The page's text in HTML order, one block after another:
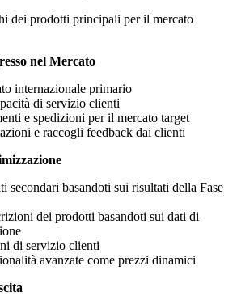
dei prodotti principali per il mercato
nel Mercato
internazionale primario
di servizio clienti
e spedizioni per il mercato target
e raccogli feedback dai clienti
secondari basandoti sui risultati della Fase
dei prodotti basandoti sui dati di
di servizio clienti
avanzate come prezzi dinamici